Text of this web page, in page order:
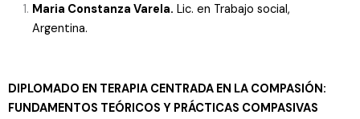
Maria Constanza Varela. Lic. en Trabajo social,
Argentina.
DIPLOMADO EN TERAPIA CENTRADA EN LA COMPASIÓN:
FUNDAMENTOS TEÓRICOS Y PRÁCTICAS COMPASIVAS